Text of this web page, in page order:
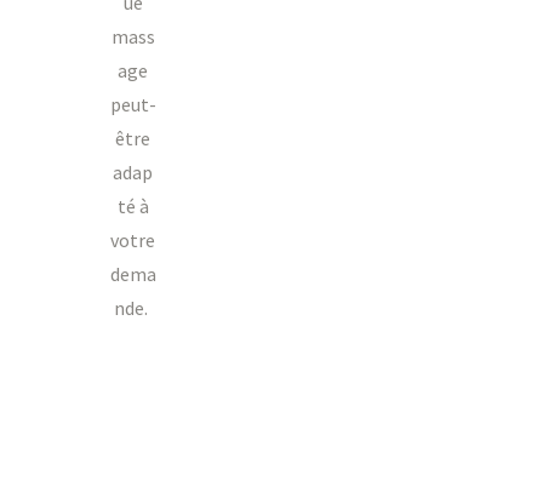
mass
age
peut-
être
adap
té à
votre
dema
nde.